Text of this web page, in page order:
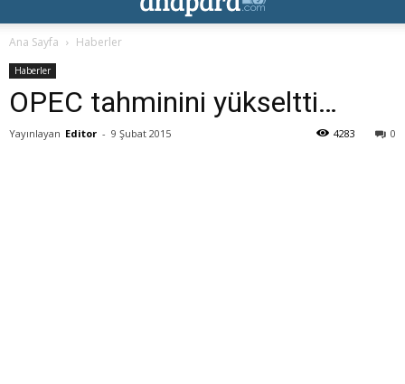
Ana Sayfa Haberler
Haberler
OPEC tahminini yükseltti…
Yayınlayan Editor - 9 Şubat 2015 0
4283